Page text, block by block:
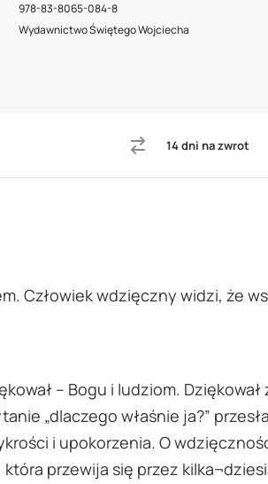
978-83-8065-084-8
Wydawnictwo Świętego Wojciecha
14 dni na zwrot
Człowiek wdzięczny widzi, że
– Bogu i ludziom. Dziękował
„dlaczego właśnie ja?”
i upokorzenia. O
przewija się przez